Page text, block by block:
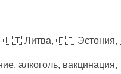
🇱🇹 Литва, 🇪🇪
алкоголь, вакцинация,